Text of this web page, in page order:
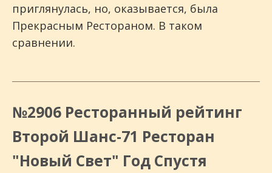
приглянулась, но, оказывается, была
Прекрасным Рестораном. В таком
сравнении.
№2906 Ресторанный рейтинг
Второй Шанс-71 Ресторан
"Новый Свет" Год Спустя